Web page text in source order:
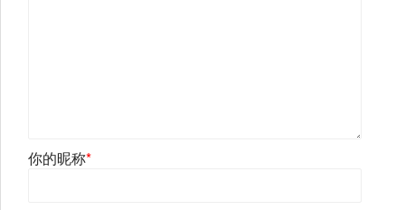
你的昵称*